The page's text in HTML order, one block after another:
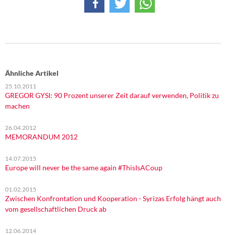
Rosa-Luxemburg-Stiftung
Ähnliche Artikel
25.10.2011
GREGOR GYSI: 90 Prozent unserer Zeit darauf verwenden, Politik zu
machen
26.04.2012
MEMORANDUM 2012
14.07.2015
Europe will never be the same again #ThisIsACoup
01.02.2015
Zwischen Konfrontation und Kooperation - Syrizas Erfolg hängt auch
vom gesellschaftlichen Druck ab
12.06.2014